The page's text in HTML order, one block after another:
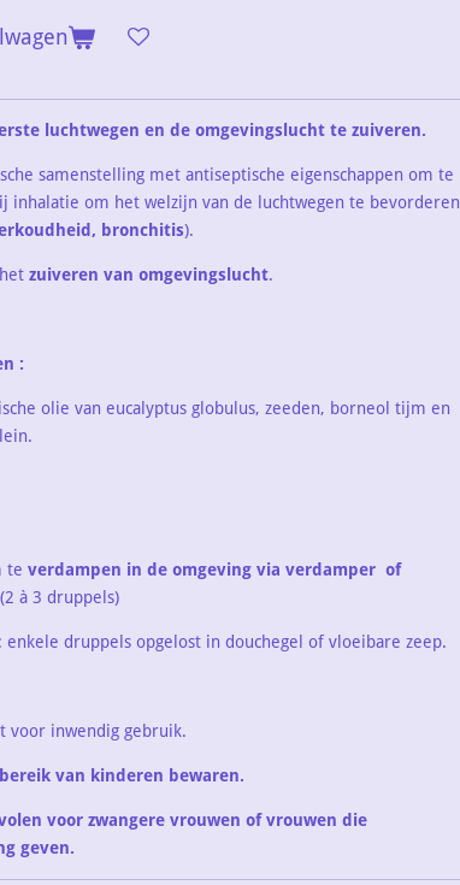
luchtwegen en de omgevingslucht te zuiveren.
samenstelling met antiseptische eigenschappen om te
inhalatie om het welzijn van de luchtwegen te bevorderen
bronchitis).
zuiveren van omgevingslucht.
:
olie van eucalyptus globulus, zeeden, borneol tijm en
te verdampen in de omgeving via verdamper of
(2 à 3 druppels)
: enkele druppels opgelost in douchegel of vloeibare zeep.
voor inwendig gebruik.
van kinderen bewaren.
voor zwangere vrouwen of vrouwen die
geven.